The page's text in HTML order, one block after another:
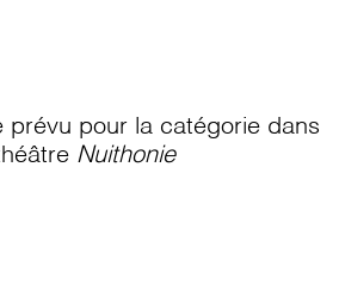
prévu pour la catégorie dans
Nuithonie